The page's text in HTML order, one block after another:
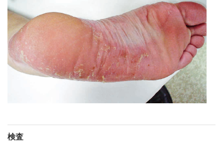
検査